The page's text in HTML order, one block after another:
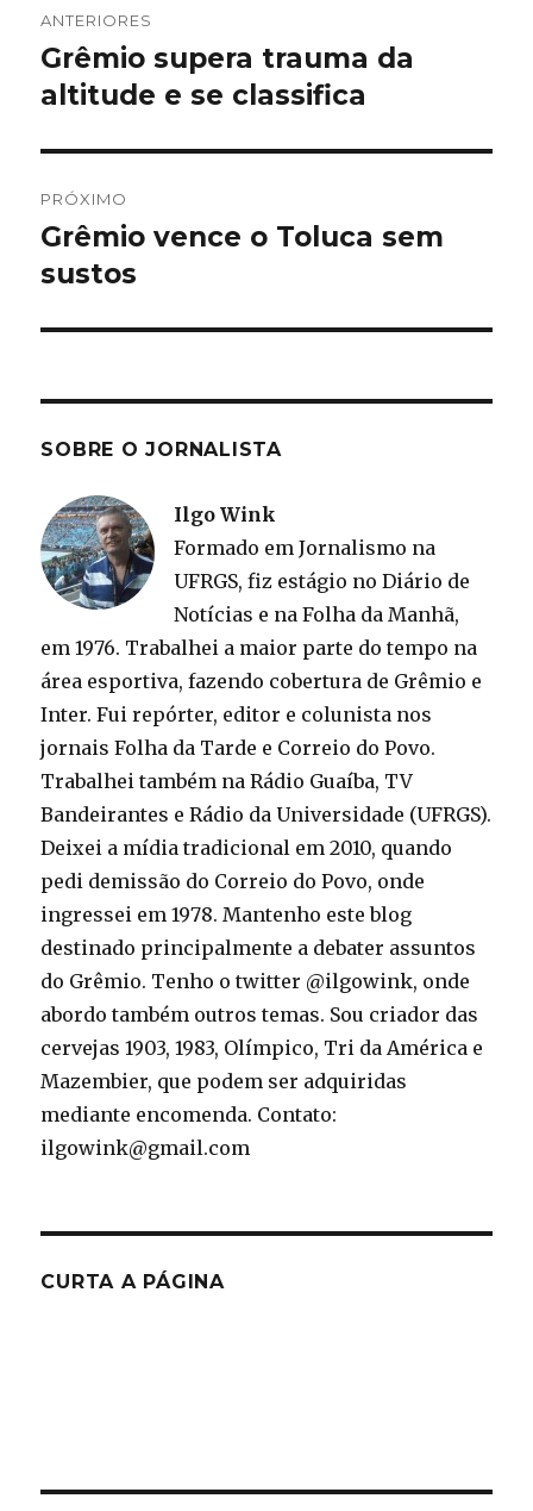
de
Post
ANTERIORES
Post
anterior:
Grêmio supera trauma da
altitude e se classifica
PRÓXIMO
Próximo
post:
Grêmio vence o Toluca sem
sustos
SOBRE O JORNALISTA
Ilgo Wink
Formado em Jornalismo na
UFRGS, fiz estágio no Diário de
Notícias e na Folha da Manhã,
em 1976. Trabalhei a maior parte do tempo na
área esportiva, fazendo cobertura de Grêmio e
Inter. Fui repórter, editor e colunista nos
jornais Folha da Tarde e Correio do Povo.
Trabalhei também na Rádio Guaíba, TV
Bandeirantes e Rádio da Universidade (UFRGS).
Deixei a mídia tradicional em 2010, quando
pedi demissão do Correio do Povo, onde
ingressei em 1978. Mantenho este blog
destinado principalmente a debater assuntos
do Grêmio. Tenho o twitter @ilgowink, onde
abordo também outros temas. Sou criador das
cervejas 1903, 1983, Olímpico, Tri da América e
Mazembier, que podem ser adquiridas
mediante encomenda. Contato:
ilgowink@gmail.com
CURTA A PÁGINA